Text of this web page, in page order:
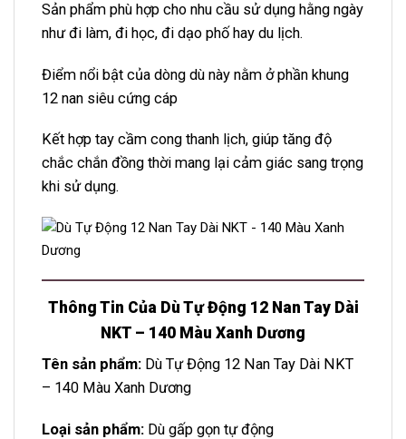
Sản phẩm phù hợp cho nhu cầu sử dụng hằng ngày
như đi làm, đi học, đi dạo phố hay du lịch.
Điểm nổi bật của dòng dù này nằm ở phần khung
12 nan siêu cứng cáp
Kết hợp tay cầm cong thanh lịch, giúp tăng độ
chắc chắn đồng thời mang lại cảm giác sang trọng
khi sử dụng.
Thông Tin Của Dù Tự Động 12 Nan Tay Dài
NKT – 140 Màu Xanh Dương
Tên sản phẩm: Dù Tự Động 12 Nan Tay Dài NKT
– 140 Màu Xanh Dương
Loại sản phẩm: Dù gấp gọn tự động